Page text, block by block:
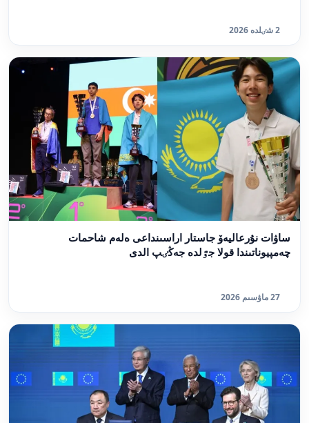
2 شٸلدە 2026
ساۋات نۇرعاليەۆ جاستار اراسىنداعى ەلەم شاحمات
چەمپيوناتىندا قولا جٷلدە جەڭٸپ الدى
27 ماۋسىم 2026